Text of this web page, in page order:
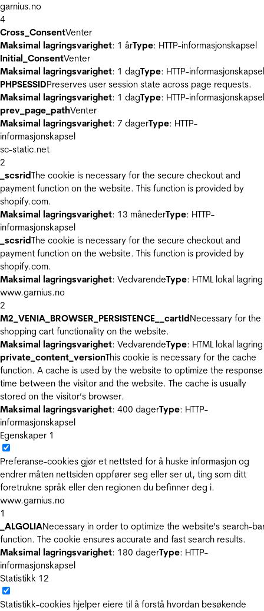
garnius.no
4
Cross_ConsentVenter
Maksimal lagringsvarighet: 1 årType: HTTP-informasjonskapsel
Initial_ConsentVenter
Maksimal lagringsvarighet: 1 dagType: HTTP-informasjonskapsel
PHPSESSIDPreserves user session state across page requests.
Maksimal lagringsvarighet: 1 dagType: HTTP-informasjonskapsel
prev_page_pathVenter
Maksimal lagringsvarighet: 7 dagerType: HTTP-
informasjonskapsel
sc-static.net
2
_scsridThe cookie is necessary for the secure checkout and
payment function on the website. This function is provided by
shopify.com.
Maksimal lagringsvarighet: 13 månederType: HTTP-
informasjonskapsel
_scsridThe cookie is necessary for the secure checkout and
payment function on the website. This function is provided by
shopify.com.
Maksimal lagringsvarighet: VedvarendeType: HTML lokal lagring
www.garnius.no
2
M2_VENIA_BROWSER_PERSISTENCE__cartIdNecessary for the
shopping cart functionality on the website.
Maksimal lagringsvarighet: VedvarendeType: HTML lokal lagring
private_content_versionThis cookie is necessary for the cache
function. A cache is used by the website to optimize the response
time between the visitor and the website. The cache is usually
stored on the visitor’s browser.
Maksimal lagringsvarighet: 400 dagerType: HTTP-
informasjonskapsel
Egenskaper 1
Preferanse-cookies gjør et nettsted for å huske informasjon og
endrer måten nettsiden oppfører seg eller ser ut, ting som ditt
foretrukne språk eller den regionen du befinner deg i.
www.garnius.no
1
_ALGOLIANecessary in order to optimize the website's search-
function. The cookie ensures accurate and fast search results.
Maksimal lagringsvarighet: 180 dagerType: HTTP-
informasjonskapsel
Statistikk 12
Statistikk-cookies hjelper eiere til å forstå hvordan besøkende